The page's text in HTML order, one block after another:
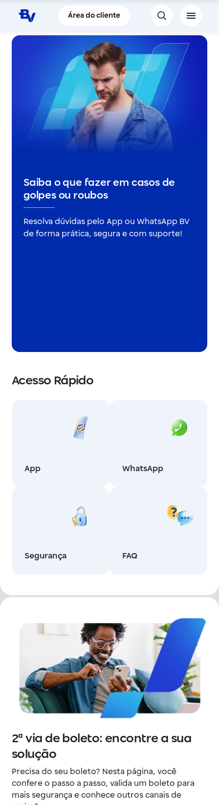
Pular para o Conteúdo principal
Área do cliente
Saiba o que fazer em casos de
golpes ou roubos
Resolva dúvidas pelo App ou WhatsApp BV
de forma prática, segura e com suporte!
Acesso Rápido
App WhatsApp
Segurança FAQ
2ª via de boleto: encontre a sua
solução
Precisa do seu boleto? Nesta página, você
confere o passo a passo, valida um boleto para
mais segurança e conhece outros canais de